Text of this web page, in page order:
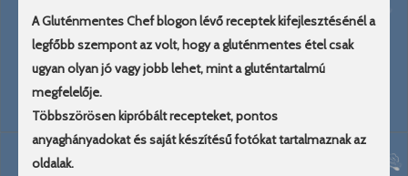
A Gluténmentes Chef blogon lévő receptek kifejlesztésénél a
legfőbb szempont az volt, hogy a gluténmentes étel csak
ugyan olyan jó vagy jobb lehet, mint a gluténtartalmú
megfelelője.
Többszörösen kipróbált recepteket, pontos
anyaghányadokat és saját készítésű fotókat tartalmaznak az
oldalak.